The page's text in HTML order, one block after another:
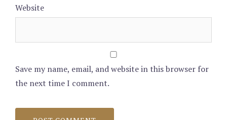
Website
Save my name, email, and website in this browser for
the next time I comment.